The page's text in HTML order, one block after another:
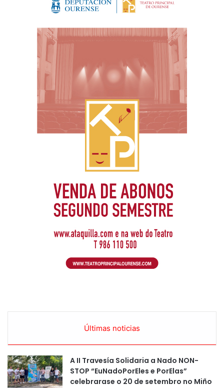
Últimas noticias
A II Travesía Solidaria a Nado NON-
STOP “EuNadoPorEles e PorElas”
celebrarase o 20 de setembro no Miño